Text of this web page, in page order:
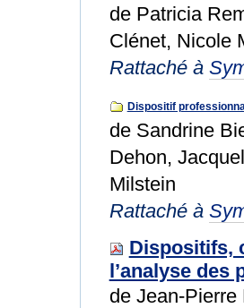
de Patricia
Clénet, Nicole
Rattaché à
Dispositif
de Sandrine
Dehon,
Milstein
Rattaché à
Dispositifs,
l’analyse des
de Jean-